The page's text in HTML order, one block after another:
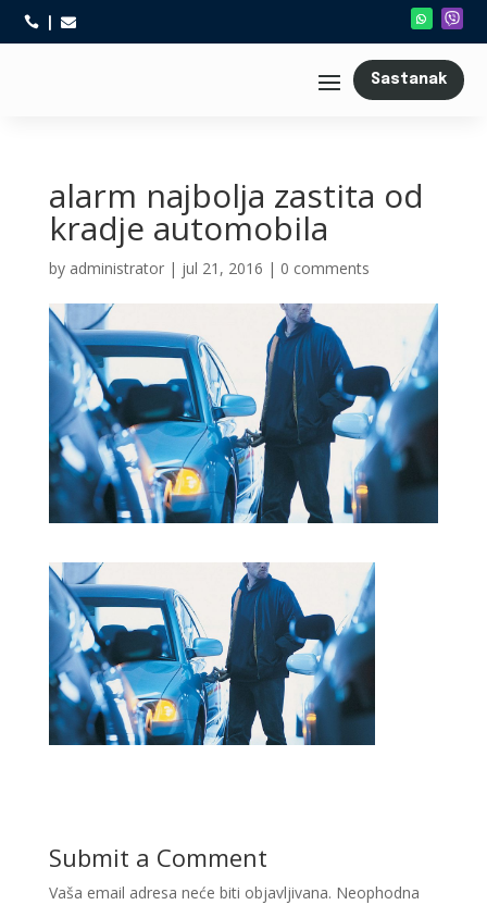
 
Sastanak
alarm najbolja zastita od
kradje automobila
by administrator| jul 21, 2016 | 0 comments
Submit a Comment
Vaša email adresa neće biti objavljivana. Neophodna